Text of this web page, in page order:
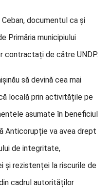
documentul ca și
Primăria municipiului
contractați de către UNDP.
să devină cea mai
locală prin activitățile pe
asumate în beneficiul
Anticorupție va avea drept
de integritate,
și rezistenței la riscurile de
cadrul autorităților